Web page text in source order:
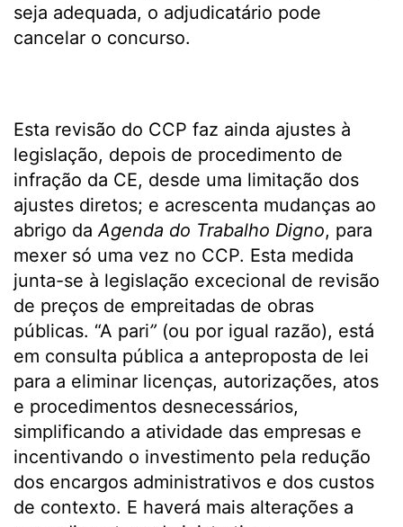
seja adequada, o adjudicatário pode
cancelar o concurso.
Esta revisão do CCP faz ainda ajustes à
legislação, depois de procedimento de
infração da CE, desde uma limitação dos
ajustes diretos; e acrescenta mudanças ao
abrigo daAgenda do Trabalho Digno, para
mexer só uma vez no CCP. Esta medida
junta-se à legislação excecional de revisão
de preços de empreitadas de obras
públicas. “A pari” (ou por igual razão), está
em consulta pública a anteproposta de lei
para a eliminar licenças, autorizações, atos
e procedimentos desnecessários,
simplificando a atividade das empresas e
incentivando o investimento pela redução
dos encargos administrativos e dos custos
de contexto. E haverá mais alterações a